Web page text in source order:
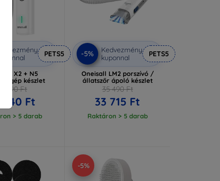
Kedvezmény
kuponnal
PETS5
X2 + N5
készlet
18 990 Ft
040 Ft
> 5 darab
-5%
Kedvezmény
kuponnal
PETS5
Oneisall LM2 porszívó /
állatszőr ápoló készlet
35 490 Ft
33 715 Ft
Raktáron > 5 darab
-5%